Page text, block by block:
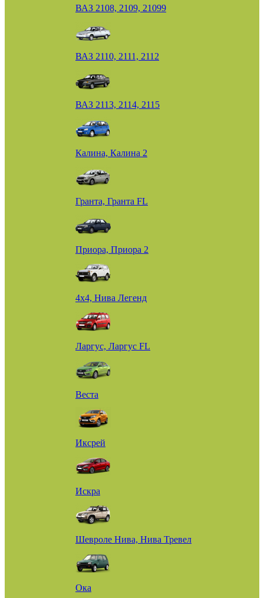
ВАЗ 2108, 2109, 21099
ВАЗ 2110, 2111, 2112
ВАЗ 2113, 2114, 2115
Калина, Калина 2
Гранта, Гранта FL
Приора, Приора 2
4х4, Нива Легенд
Ларгус, Ларгус FL
Веста
Иксрей
Искра
Шевроле Нива, Нива Тревел
Ока